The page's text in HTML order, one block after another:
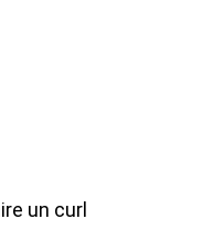
un curl